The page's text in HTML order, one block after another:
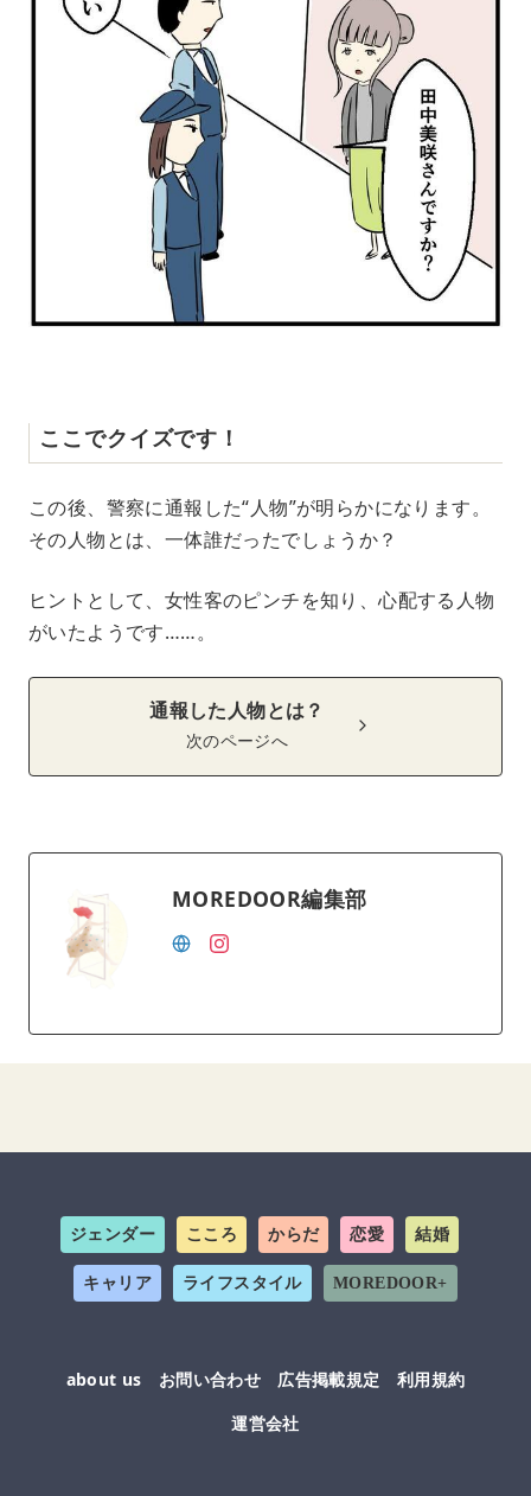
ここでクイズです！
この後、警察に通報した“人物”が明らかになります。
その人物とは、一体誰だったでしょうか？
ヒントとして、女性客のピンチを知り、心配する人物
がいたようです……。
通報した人物とは？
次のページへ
MOREDOOR編集部
ジェンダー こころ からだ 恋愛 結婚
キャリア ライフスタイル MOREDOOR+
about us お問い合わせ 広告掲載規定
利用規約
運営会社